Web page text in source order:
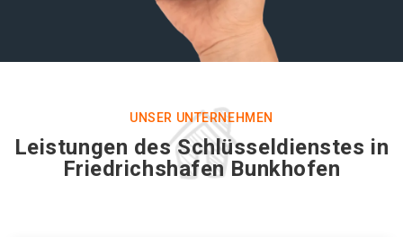
UNSER UNTERNEHMEN
Leistungen des Schlüsseldienstes in
Friedrichshafen Bunkhofen